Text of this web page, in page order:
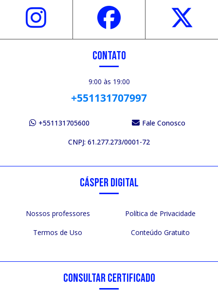
CONTATO
9:00 às 19:00
+551131707997
+551131705600 Fale Conosco
CNPJ: 61.277.273/0001-72
CÁSPER DIGITAL
Nossos professores
Termos de Uso
Política de Privacidade
Conteúdo Gratuito
CONSULTAR CERTIFICADO